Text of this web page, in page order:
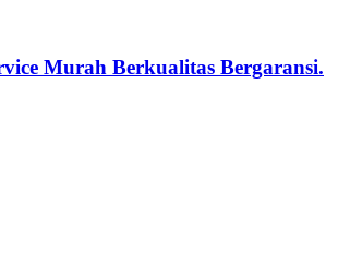
Murah Berkualitas Bergaransi.